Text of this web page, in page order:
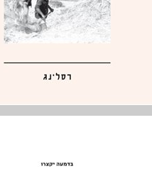
2 היחסים בין היהודים והערבים באזור בשלהי התקופה העות'מאנית
3 מערכות היחסים החקלאיים והכלכליים בגליל העליון